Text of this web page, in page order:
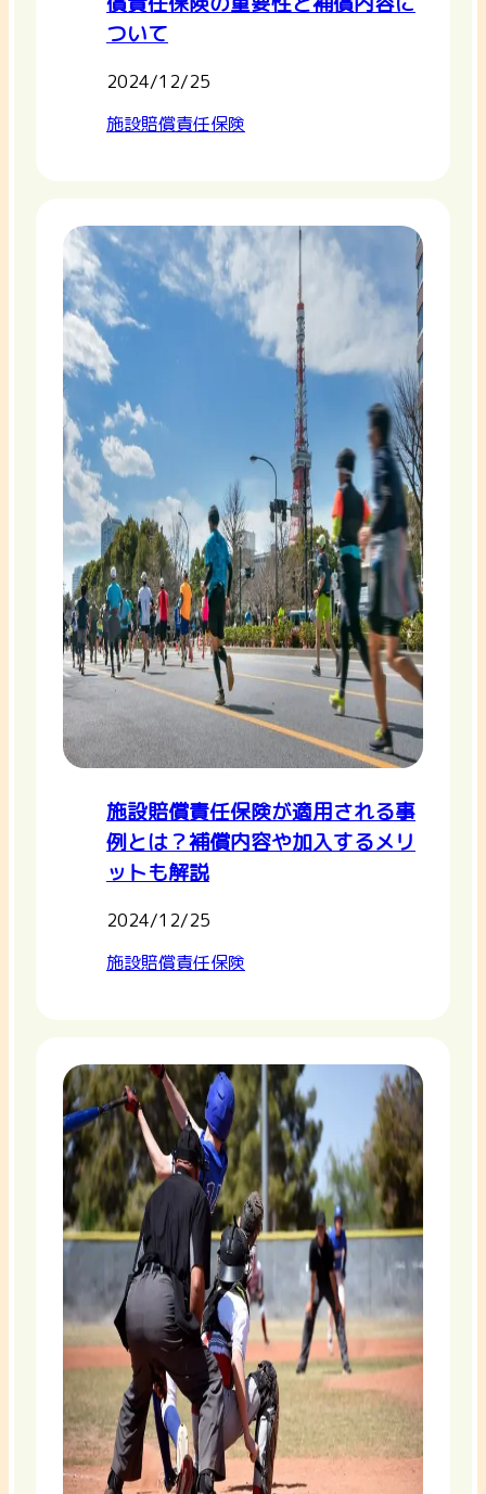
ついて
2024/12/25
施設賠償責任保険
施設賠償責任保険が適用される事
例とは？補償内容や加入するメリ
ットも解説
2024/12/25
施設賠償責任保険